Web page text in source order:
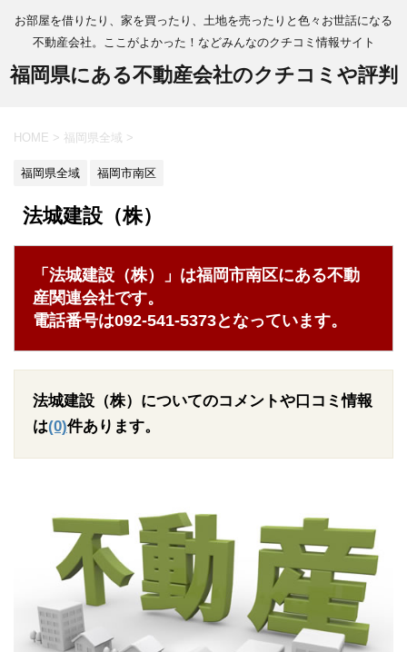
お部屋を借りたり、家を買ったり、土地を売ったりと色々お世話になる
不動産会社。ここがよかった！などみんなのクチコミ情報サイト
福岡県にある不動産会社のクチコミや評判
HOME > 福岡県全域 >
福岡県全域 福岡市南区
法城建設（株）
「法城建設（株）」は福岡市南区にある不動
産関連会社です。
電話番号は092-541-5373となっています。
法城建設（株）についてのコメントや口コミ情報
は(0)件あります。